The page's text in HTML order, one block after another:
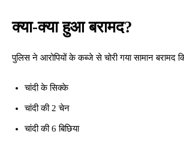
क्या-क्या हुआ बरामद?
पुलिस ने आरोपियों के कब्जे से चोरी गया सामान बरामद
चांदी के सिक्के
चांदी की 2 चेन
चांदी की 6 बिछिया